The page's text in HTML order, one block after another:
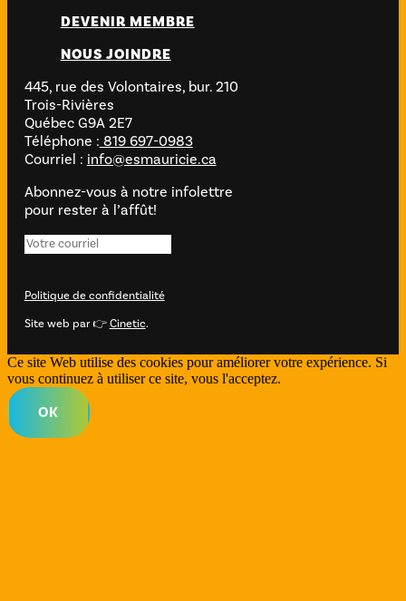
DEVENIR MEMBRE
NOUS JOINDRE
445, rue des Volontaires, bur. 210
Trois-Rivières
Québec G9A 2E7
Téléphone : 819 697-0983
Courriel : info@esmauricie.ca
Abonnez-vous à notre infolettre
pour rester à l’affût!
Politique de confidentialité
Site web par 👉Cinetic.
Ce site Web utilise des cookies pour améliorer votre expérience. Si
vous continuez à utiliser ce site, vous l'acceptez.
OK